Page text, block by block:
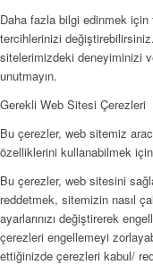
Daha fazla bilgi edinmek için
tercihlerinizi
sitelerimizdeki deneyiminizi
unutmayın.
Gerekli Web Sitesi Çerezleri
Bu çerezler, web sitemiz
özelliklerini kullanabilmek
Bu çerezler, web sitesini
reddetmek, sitemizin nasıl
ayarlarınızı değiştirerek
çerezleri engellemeyi
ettiğinizde çerezleri kabul/